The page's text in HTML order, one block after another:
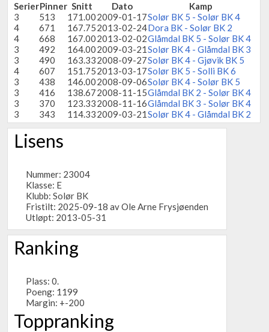
SerierPinner Snitt Dato
Kamp
3
513 171.002009-01-17Solør BK 5 - Solør BK 4
4
671 167.752013-02-24Dora BK - Solør BK 2
4
668 167.002013-02-02Glåmdal BK 5 - Solør BK 4
3
492 164.002009-03-21Solør BK 4 - Glåmdal BK 3
3
490 163.332008-09-27Solør BK 4 - Gjøvik BK 5
4
607 151.752013-03-17Solør BK 5 - Solli BK 6
3
438 146.002008-09-06Solør BK 4 - Solør BK 5
3
416 138.672008-11-15Glåmdal BK 2 - Solør BK 4
3
370 123.332008-11-16Glåmdal BK 3 - Solør BK 4
3
343 114.332009-03-21Solør BK 4 - Glåmdal BK 2
Lisens
Nummer: 23004
Klasse: E
Klubb: Solør BK
Fristilt: 2025-09-18 av Ole Arne Frysjøenden
Utløpt: 2013-05-31
Ranking
Plass: 0.
Poeng: 1199
Margin: +-200
Toppranking